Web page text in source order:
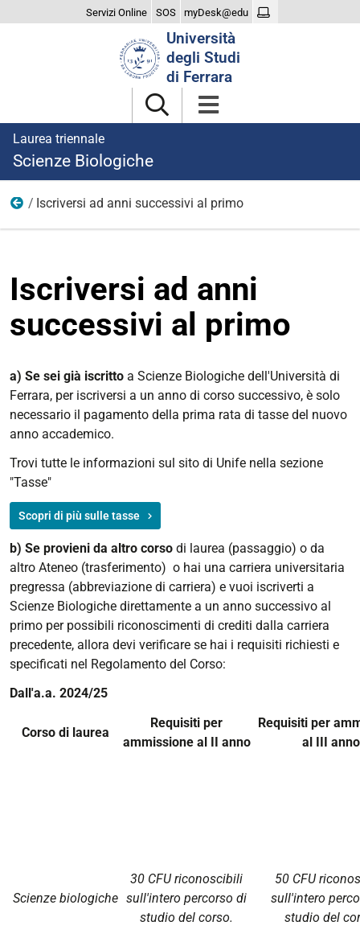
Servizi Online SOS myDesk@edu
Università
degli Studi
di Ferrara
Laurea triennale
Scienze Biologiche
Iscriversi
Iscriversi ad anni successivi al primo
Iscriversi ad anni
successivi al primo
a) Se sei già iscritto a Scienze Biologiche dell'Università di
Ferrara, per iscriversi a un anno di corso successivo, è solo
necessario il pagamento della prima rata di tasse del nuovo
anno accademico.
Trovi tutte le informazioni sul sito di Unife nella sezione
"Tasse"
Scopri di più sulle tasse
b) Se provieni da altro corso di laurea (passaggio) o da
altro Ateneo (trasferimento) o hai una carriera universitaria
pregressa (abbreviazione di carriera) e vuoi iscriverti a
Scienze Biologiche direttamente a un anno successivo al
primo per possibili riconoscimenti di crediti dalla carriera
precedente, allora devi verificare se hai i requisiti richiesti e
specificati nel Regolamento del Corso:
Dall'a.a. 2024/25
Corso di laurea
Requisiti per
ammissione al II anno
Requisiti per
al III anno
Scienze biologiche
30 CFU riconoscibili
sull'intero percorso di
studio del corso.
50 CFU
sull'intero
studio del